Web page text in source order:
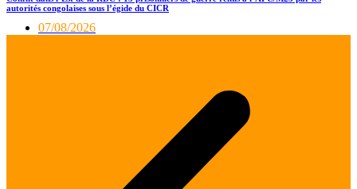
autorités congolaises sous l’égide du CICR
07/08/2026